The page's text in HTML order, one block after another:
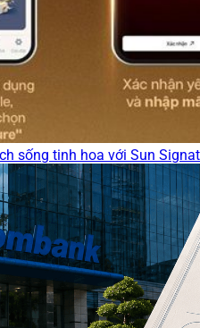
sống tinh hoa với Sun